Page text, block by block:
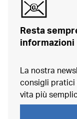
Resta
informazioni
La nostra
consigli pratici
vita più